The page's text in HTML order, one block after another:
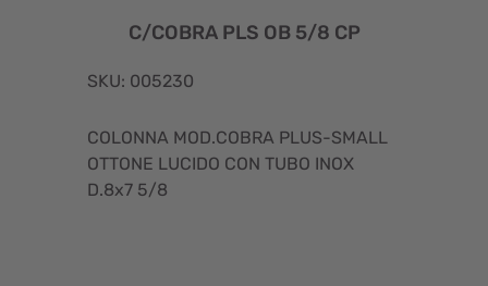
C/COBRA PLS OB 5/8 CP
SKU: 005230
COLONNA MOD.COBRA PLUS-SMALL
OTTONE LUCIDO CON TUBO INOX
D.8x7 5/8